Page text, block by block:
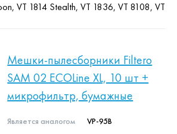
VT 1814 Stealth, VT 1836, VT 8108, VT
Мешки-пылесборники Filtero
SAM 02 ECOLine XL, 10 шт +
микрофильтр, бумажные
Является аналогом VP-95B